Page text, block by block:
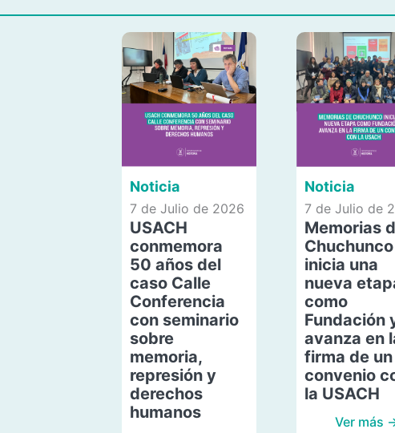
Noticia
7 de Julio de 2026
USACH
conmemora
50 años del
caso Calle
Conferencia
con seminario
sobre
memoria,
represión y
derechos
humanos
Noticia
7 de Julio de
Memorias
Chuchunco
inicia una
nueva
como
Fundación
avanza en
firma de un
convenio
la USACH
Ver más